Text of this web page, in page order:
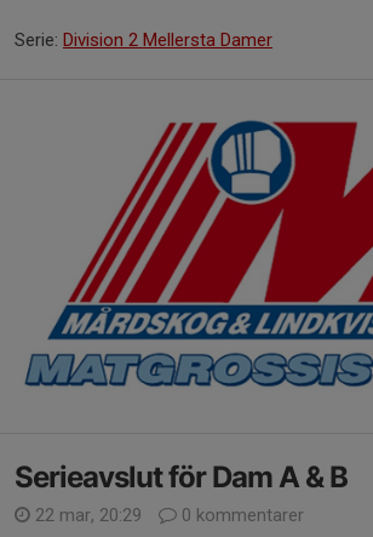
Serie: Division 2 Mellersta Damer
Serieavslut för Dam A & B
22 mar, 20:29 0 kommentarer